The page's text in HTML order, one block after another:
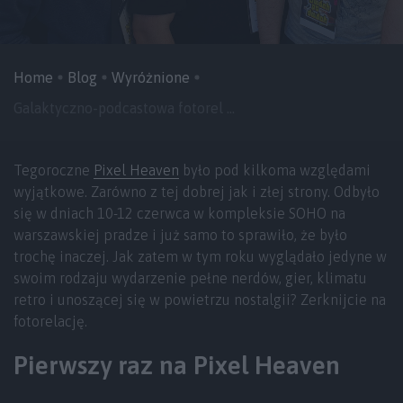
Home Blog
Wyróżnione
Tegoroczne Pixel Heaven było pod kilkoma względami
wyjątkowe. Zarówno z tej dobrej jak i złej strony. Odbyło
się w dniach 10-12 czerwca w kompleksie SOHO na
warszawskiej pradze i już samo to sprawiło, że było
trochę inaczej. Jak zatem w tym roku wyglądało jedyne w
swoim rodzaju wydarzenie pełne nerdów, gier, klimatu
retro i unoszącej się w powietrzu nostalgii? Zerknijcie na
fotorelację.
Pierwszy raz na Pixel Heaven